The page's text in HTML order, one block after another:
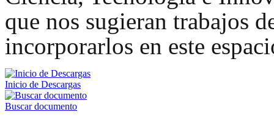
que nos sugieran trabajos
incorporarlos en este
Inicio de Descargas
Buscar documento